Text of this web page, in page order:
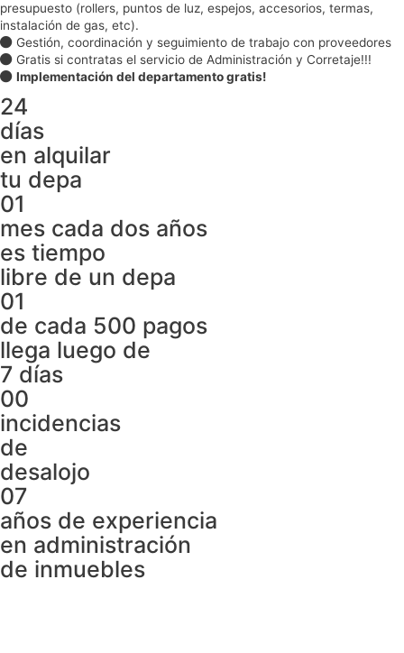
presupuesto (rollers, puntos de luz, espejos, accesorios, termas,
instalación de gas, etc).
Gestión, coordinación y seguimiento de trabajo con proveedores
Gratis si contratas el servicio de Administración y Corretaje!!!
Implementación del departamento gratis!
24
días
en alquilar
tu depa
01
mes cada dos años
es tiempo
libre de un depa
01
de cada 500 pagos
llega luego de
7 días
00
incidencias
de
desalojo
07
años de experiencia
en administración
de inmuebles